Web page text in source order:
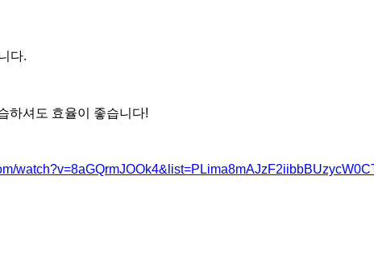
다.
하셔도 효율이 좋습니다!